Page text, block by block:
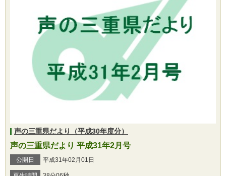
声の三重県だより（平成30年度分）
声の三重県だより 平成31年2月号
公開日 平成31年02月01日